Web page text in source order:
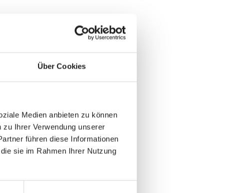
Über Cookies
Medien anbieten zu können
Ihrer Verwendung unserer
führen diese Informationen
sie im Rahmen Ihrer Nutzung